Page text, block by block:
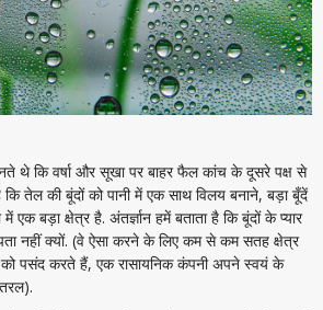
थे कि वर्षा और सूखा पर बाहर फैल कांच के दूसरे पक्ष से
तेल की बूंदों को पानी में एक साथ विलय बनाने, बड़ा बूँदें
बड़ा क्षेत्र है. अंतर्ज्ञान हमें बताता है कि बूंदों के प्यार
नहीं क्यों. (वे ऐसा करने के लिए कम से कम सतह क्षेत्र
पसंद करते हैं, एक रासायनिक कंपनी अपने स्वयं के